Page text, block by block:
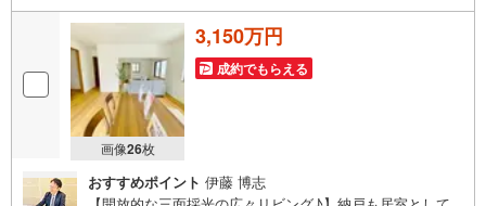
画像26枚
3,150万円
成約でもらえる
おすすめポイント 伊藤 博志